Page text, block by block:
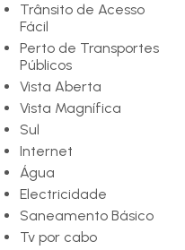
Trânsito de Acesso
Fácil
Perto de Transportes
Públicos
Vista Aberta
Vista Magnífica
Sul
Internet
Água
Electricidade
Saneamento Básico
Tv por cabo